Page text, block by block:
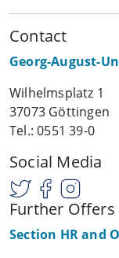
Contact
Georg-August-
Wilhelmsplatz 1
37073 Göttingen
Tel.: 0551 39-0
Social Media
Further Offers
Section HR and